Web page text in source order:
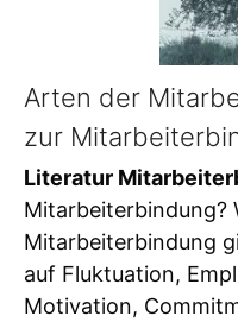
Arten der
zur
Literatur
Mitarbeiterbindung?
Mitarbeiterbindung
auf Fluktuation,
Motivation,